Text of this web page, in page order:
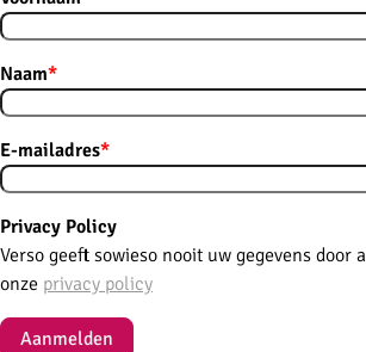
Naam*
E-mailadres*
Privacy Policy
Verso geeft sowieso nooit uw gegevens door
onze privacy policy
Aanmelden